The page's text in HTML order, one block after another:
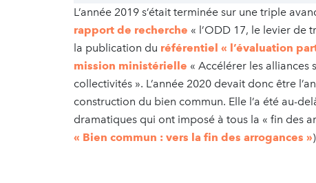
L’année 2019 s’était terminée sur une triple
rapport de recherche « l’ODD 17, le levier de
la publication du référentiel « l’évaluation
mission ministérielle « Accélérer les alliances
collectivités ». L’année 2020 devait donc être
construction du bien commun. Elle l’a été au-
dramatiques qui ont imposé à tous la « fin des
« Bien commun : vers la fin des arrogances »